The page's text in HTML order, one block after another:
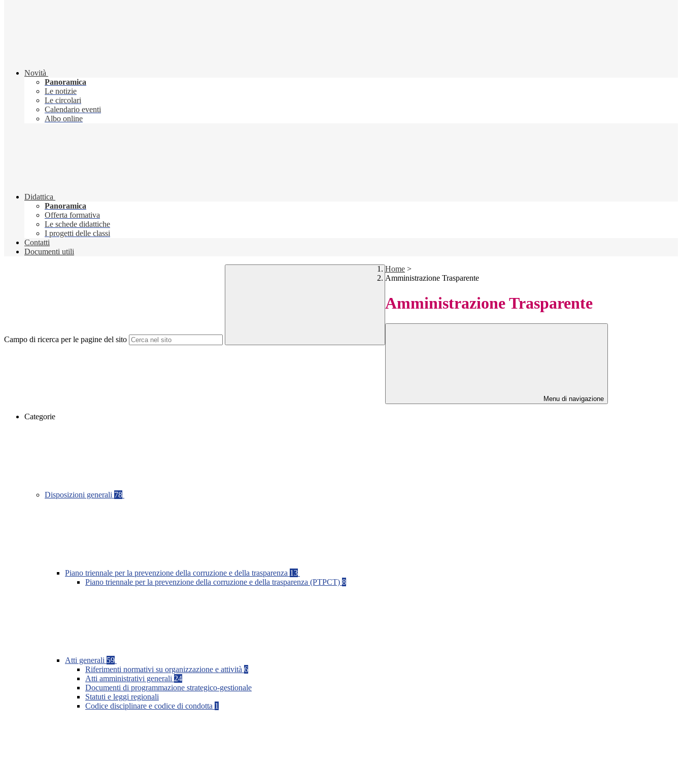
Novità
Panoramica
Le notizie
Le circolari
Calendario eventi
Albo online
Didattica
Panoramica
Offerta formativa
Le schede didattiche
I progetti delle classi
Contatti
Documenti utili
Campo di ricerca per le pagine del sito
Home >
Amministrazione Trasparente
Amministrazione Trasparente
Menu di navigazione
Categorie
Disposizioni generali 78
Piano triennale per la prevenzione della corruzione e della trasparenza 13
Piano triennale per la prevenzione della corruzione e della trasparenza (PTPCT) 8
Atti generali 59
Riferimenti normativi su organizzazione e attività 6
Atti amministrativi generali 24
Documenti di programmazione strategico-gestionale
Statuti e leggi regionali
Codice disciplinare e codice di condotta 1